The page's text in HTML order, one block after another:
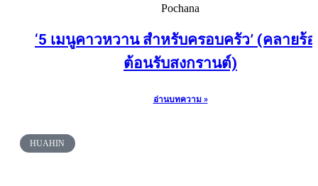
‘5 เมนูคาวหวาน สำหรับครอบครัว’ (คลายร้
ต้อนรับสงกรานต์)
อ่านบทความ »
HUAHIN